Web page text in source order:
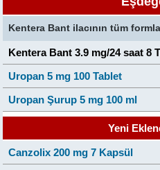
Kentera Bant ilacının tüm
Kentera Bant 3.9 mg/24 saat 8
Uropan 5 mg 100 Tablet
Uropan Şurup 5 mg 100 ml
Yeni
Canzolix 200 mg 7 Kapsül